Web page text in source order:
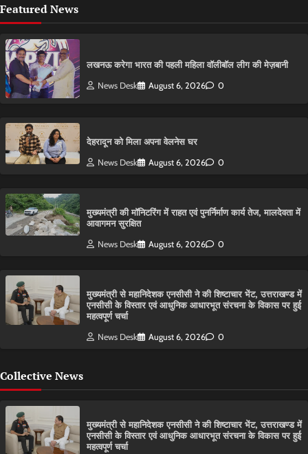
Featured News
लखनऊ करेगा भारत की पहली महिला वॉलीबॉल लीग की मेज़बानी
News Desk August 6, 2026 0
देहरादून को मिला अपना वेलनेस घर
News Desk August 6, 2026 0
मुख्यमंत्री की मॉनिटरिंग में राहत एवं पुनर्निर्माण कार्य तेज, मालदेवता में
आवागमन सुरक्षित
News Desk August 6, 2026 0
मुख्यमंत्री से महानिदेशक एनसीसी ने की शिष्टाचार भेंट, उत्तराखण्ड में
एनसीसी के विस्तार एवं आधुनिक आधारभूत संरचना के विकास पर हुई
महत्वपूर्ण चर्चा
News Desk August 6, 2026 0
Collective News
मुख्यमंत्री से महानिदेशक एनसीसी ने की शिष्टाचार भेंट, उत्तराखण्ड में
एनसीसी के विस्तार एवं आधुनिक आधारभूत संरचना के विकास पर हुई
महत्वपूर्ण चर्चा